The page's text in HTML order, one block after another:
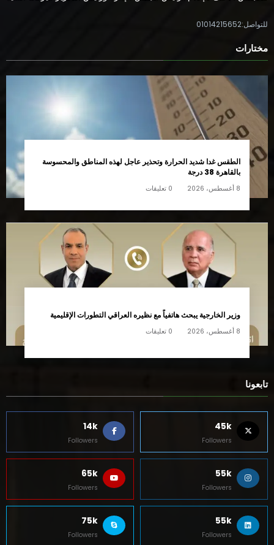
للتواصل:01014215652
مختارات
الطقس غدا شديد الحرارة وتحذير عاجل لهذه المناطق والمحسوسة
بالقاهرة 38 درجة
8 أغسطس، 2026 0 تعليقات
وزير الخارجية يبحث هاتفياً مع نظيره العراقي التطورات الإقليمية
8 أغسطس، 2026 0 تعليقات
تابعونا
45k
Followers
14k
Followers
55k
Followers
65k
Followers
55k
Followers
75k
Followers